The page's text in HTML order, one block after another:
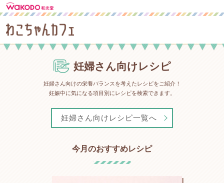
妊婦さん向けレシピ
妊婦さん向けの栄養バランスを考えたレシピをご紹介！
妊娠中に気になる項目別にレシピを検索できます。
妊婦さん向けレシピ一覧へ
今月のおすすめレシピ